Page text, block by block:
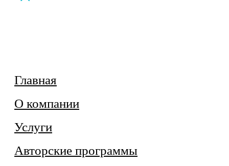
Главная
О компании
Услуги
Авторские программы